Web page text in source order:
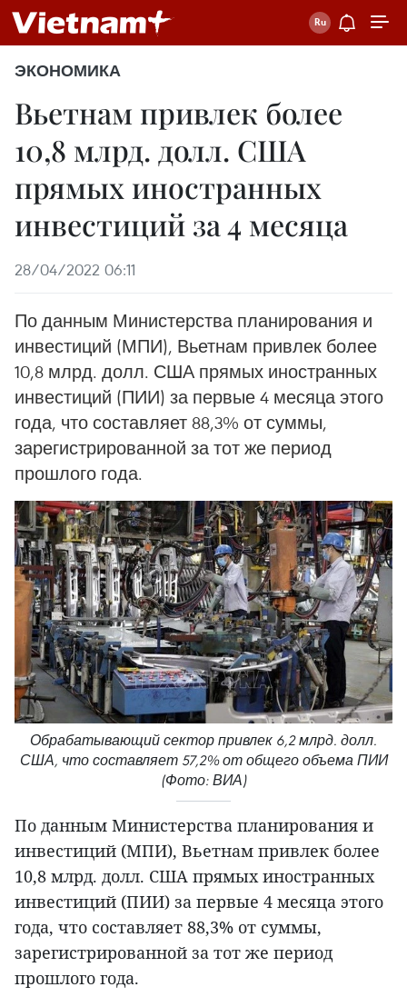
ЭКОНОМИКА
Вьетнам привлек более
10,8 млрд. долл. США
прямых иностранных
инвестиций за 4 месяца
28/04/2022 06:11
По данным Министерства планирования и
инвестиций (МПИ), Вьетнам привлек более
10,8 млрд. долл. США прямых иностранных
инвестиций (ПИИ) за первые 4 месяца этого
года, что составляет 88,3% от суммы,
зарегистрированной за тот же период
прошлого года.
Обрабатывающий сектор привлек 6,2 млрд. долл.
США, что составляет 57,2% от общего объема ПИИ
(Фото: ВИА)
По данным Министерства планирования и
инвестиций (МПИ), Вьетнам привлек более
10,8 млрд. долл. США прямых иностранных
инвестиций (ПИИ) за первые 4 месяца этого
года, что составляет 88,3% от суммы,
зарегистрированной за тот же период
прошлого года.